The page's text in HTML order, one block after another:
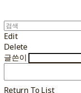
Edit
Delete
글쓴이
Return To List